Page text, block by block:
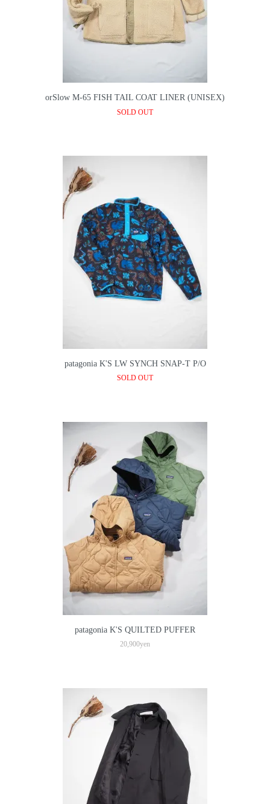
orSlow M-65 FISH TAIL COAT LINER (UNISEX)
SOLD OUT
patagonia K'S LW SYNCH SNAP-T P/O
SOLD OUT
patagonia K'S QUILTED PUFFER
20,900yen